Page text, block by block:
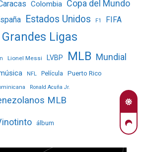
Colombia Copa del Mundo
Estados Unidos F1 FIFA
Grandes Ligas
Lionel Messi LVBP MLB Mundial
NFL Película Puerto Rico
Ronald Acuña Jr.
MLB
álbum